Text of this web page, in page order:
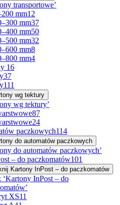
transportowe’
mm12
mm37
mm50
mm32
mm8
mm4
16
37
111
wg tektury
wg tektury’
87
24
paczkowych114
do automatów paczkowych
do automatów paczkowych’
– do paczkomatów101
Kartony InPost – do paczkomatów
‘Kartony InPost – do
XS11